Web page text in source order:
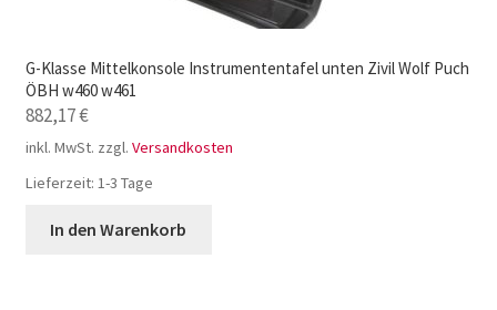
G-Klasse Mittelkonsole Instrumententafel unten Zivil Wolf Puch
ÖBH w460 w461
882,17€
inkl. MwSt. zzgl. Versandkosten
Lieferzeit: 1-3 Tage
In den Warenkorb